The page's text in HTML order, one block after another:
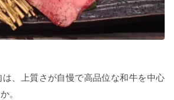
、上質さが自慢で高品位な和牛を中心
。